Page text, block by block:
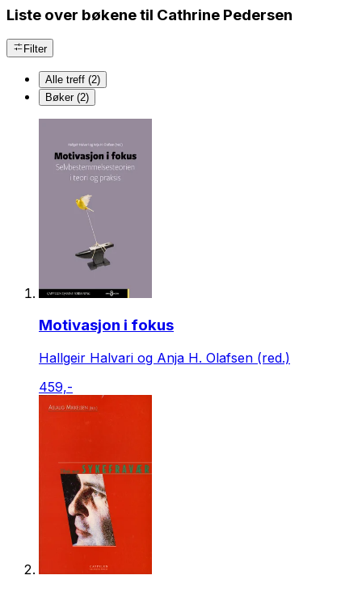
Liste over bøkene til Cathrine Pedersen
Filter
Alle treff (2)
Bøker (2)
Motivasjon i fokus
Hallgeir Halvari og Anja H. Olafsen (red.)
459,-